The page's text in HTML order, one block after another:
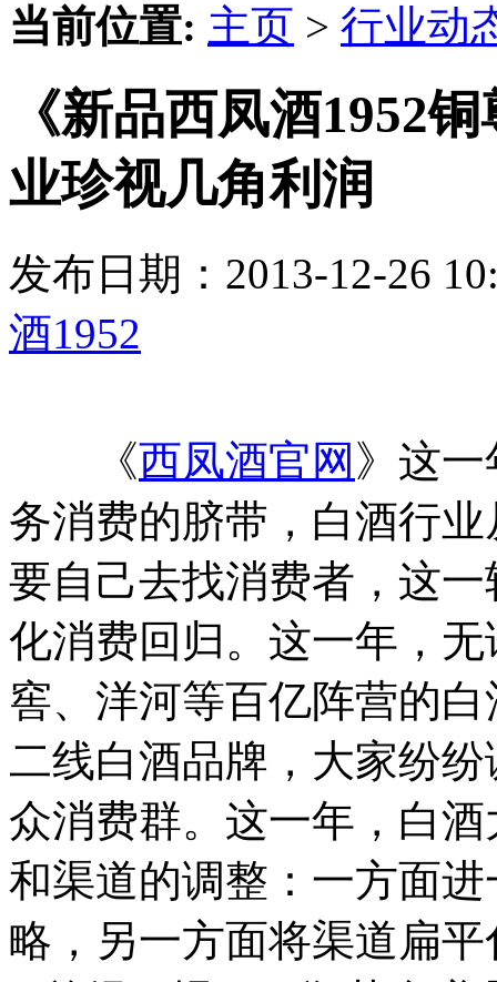
当前位置: 主页 > 行业动
《新品西凤酒1952
业珍视几角利润
发布日期：2013-12-26
酒1952
《西凤酒官网 》这
务消费的脐带，白酒行
要自己去找消费者，这
化消费回归。这一年，
窖、洋河等百亿阵营的
二线白酒品牌，大家纷
众消费群。这一年，白
和渠道的调整：一方面
略，另一方面将渠道扁